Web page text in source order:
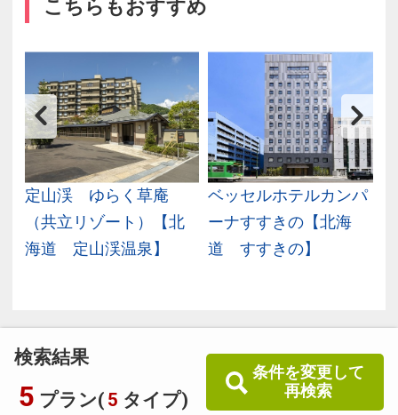
検索結果
5 プラン( 5 タイプ)
条件を変更して
再検索
こちらもおすすめ
定山渓 ゆらく草庵
（共立リゾート）【北
海道 定山渓温泉】
ベッセルホテルカンパ
ーナすすきの【北海
道 すすきの】